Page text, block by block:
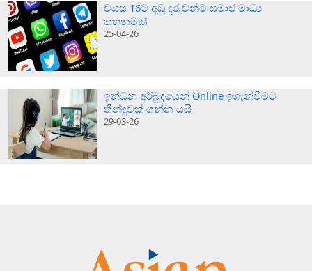
වයස 16ට අඩු දරුවන්ට සමාජ මාධ්‍ය
තහනමක්
25-04-26
ඉන්ධන අර්බුදයෙන් Online ඉගැන්වීමට
තීන්දුවක් ගන්න යයි
29-03-26